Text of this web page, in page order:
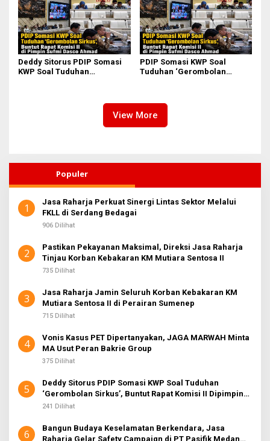
Deddy Sitorus PDIP Somasi
KWP Soal Tuduhan
PDIP Somasi KWP Soal
Tuduhan ‘Gerombolan
View More
Populer
1
Jasa Raharja Perkuat Sinergi Lintas Sektor Melalui
FKLL di Serdang Bedagai
906 Dilihat
2
Pastikan Pekayanan Maksimal, Direksi Jasa Raharja
Tinjau Korban Kebakaran KM Mutiara Sentosa II
735 Dilihat
3
Jasa Raharja Jamin Seluruh Korban Kebakaran KM
Mutiara Sentosa II di Perairan Sumenep
715 Dilihat
4
Vonis Kasus PET Dipertanyakan, JAGA MARWAH Minta
MA Usut Peran Bakrie Group
375 Dilihat
5
Deddy Sitorus PDIP Somasi KWP Soal Tuduhan
‘Gerombolan Sirkus’, Buntut Rapat Komisi II Dipimpin
Sufmi Dasco Ahmad
241 Dilihat
6
Bangun Budaya Keselamatan Berkendara, Jasa
Raharja Gelar Safety Campaign di PT Pasifik Medan